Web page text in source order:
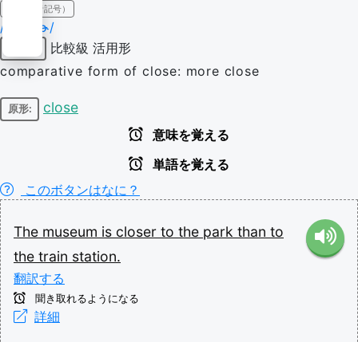
IPA（発音記号）
/ˈkloʊsɚ/
比較級 活用形
comparative form of close: more close
原形: close
意味を覚える
単語を覚える
このボタンはなに？
The museum is closer to the park than to
the train station.
翻訳する
聞き取れるようになる
詳細